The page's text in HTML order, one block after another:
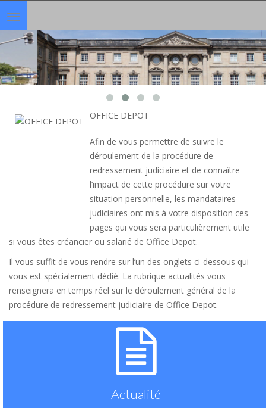
Toggle
navigation
OFFICE DEPOT
Afin de vous permettre de suivre le
déroulement de la procédure de
redressement judiciaire et de connaître
l’impact de cette procédure sur votre
situation personnelle, les mandataires
judiciaires ont mis à votre disposition ces
pages qui vous sera particulièrement utile
si vous êtes créancier ou salarié de Office Depot.
Il vous suffit de vous rendre sur l’un des onglets ci-dessous qui
vous est spécialement dédié. La rubrique actualités vous
renseignera en temps réel sur le déroulement général de la
procédure de redressement judiciaire de Office Depot.
Actualité